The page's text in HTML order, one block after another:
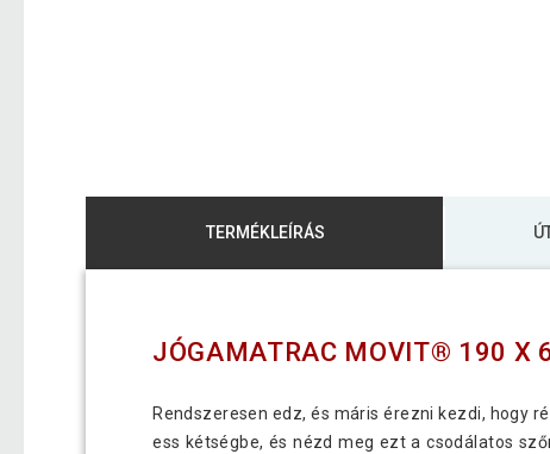
TERMÉKLEÍRÁS
JÓGAMATRAC MOVIT® 190 X
Rendszeresen edz, és máris érezni kezdi, hogy
ess kétségbe, és nézd meg ezt a csodálatos